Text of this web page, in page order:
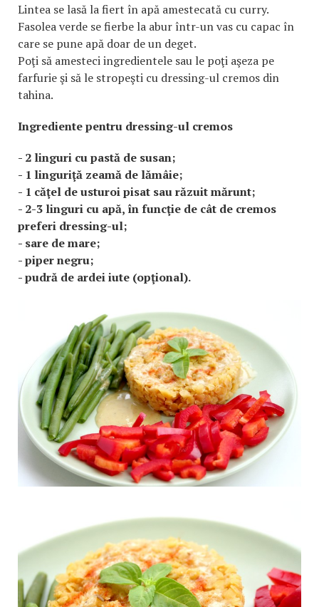
Lintea se lasă la fiert în apă amestecată cu curry.
Fasolea verde se fierbe la abur într-un vas cu capac în
care se pune apă doar de un deget.
Poţi să amesteci ingredientele sau le poţi aşeza pe
farfurie şi să le stropeşti cu dressing-ul cremos din
tahina.
Ingrediente pentru dressing-ul cremos
- 2 linguri cu pastă de susan;
- 1 linguriţă zeamă de lămâie;
- 1 căţel de usturoi pisat sau răzuit mărunt;
- 2-3 linguri cu apă, în funcţie de cât de cremos
preferi dressing-ul;
- sare de mare;
- piper negru;
- pudră de ardei iute (opţional).